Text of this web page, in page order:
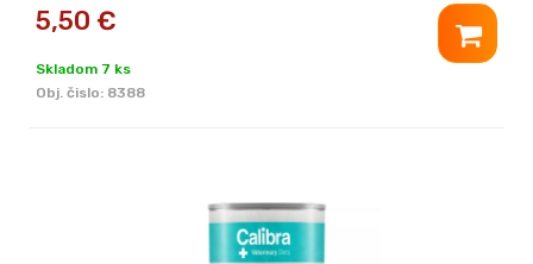
5,50 €
Skladom 7 ks
Obj. čislo: 8388